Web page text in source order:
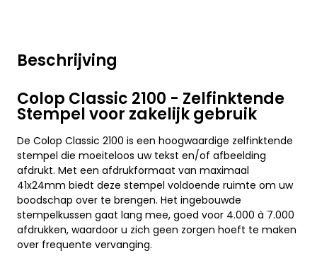
Beschrijving
Colop Classic 2100 - Zelfinktende
Stempel voor zakelijk gebruik
De Colop Classic 2100 is een hoogwaardige zelfinktende
stempel die moeiteloos uw tekst en/of afbeelding
afdrukt. Met een afdrukformaat van maximaal
41x24mm biedt deze stempel voldoende ruimte om uw
boodschap over te brengen. Het ingebouwde
stempelkussen gaat lang mee, goed voor 4.000 à 7.000
afdrukken, waardoor u zich geen zorgen hoeft te maken
over frequente vervanging.